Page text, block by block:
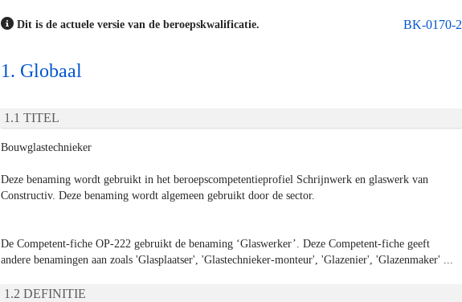
BK-0170-2
Dit is de actuele versie van de beroepskwalificatie.
Globaal
TITEL
Bouwglastechnieker
Deze benaming wordt gebruikt in het beroepscompetentieprofiel Schrijnwerk en glaswerk van
Constructiv. Deze benaming wordt algemeen gebruikt door de sector.
De Competent-fiche OP-222 gebruikt de benaming ‘Glaswerker’. Deze Competent-fiche geeft
andere benamingen aan zoals 'Glasplaatser', 'Glastechnieker-monteur', 'Glazenier', 'Glazenmaker' ...
DEFINITIE